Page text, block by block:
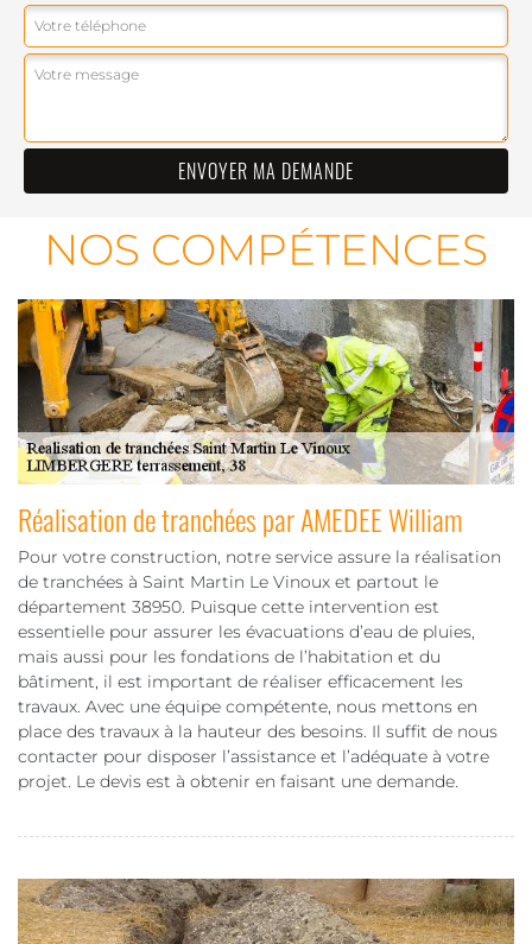
NOS COMPÉTENCES
Réalisation de tranchées par AMEDEE William
Pour votre construction, notre service assure la réalisation
de tranchées à Saint Martin Le Vinoux et partout le
département 38950. Puisque cette intervention est
essentielle pour assurer les évacuations d’eau de pluies,
mais aussi pour les fondations de l’habitation et du
bâtiment, il est important de réaliser efficacement les
travaux. Avec une équipe compétente, nous mettons en
place des travaux à la hauteur des besoins. Il suffit de nous
contacter pour disposer l’assistance et l’adéquate à votre
projet. Le devis est à obtenir en faisant une demande.